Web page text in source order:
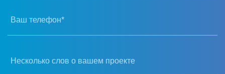
Ваш телефон*
Несколько слов о вашем проекте